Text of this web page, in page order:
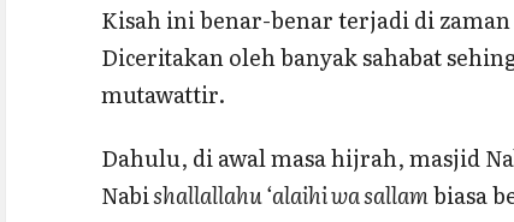
Kisah ini benar-benar terjadi di
Diceritakan oleh banyak sahabat
mutawattir.
Dahulu, di awal masa hijrah, masjid
Nabishallallahu ‘alaihi wa sallambiasa